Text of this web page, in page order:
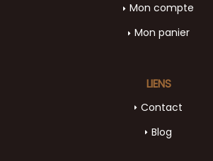
LIENS
Contact
Blog
Mon compte
Mon panier